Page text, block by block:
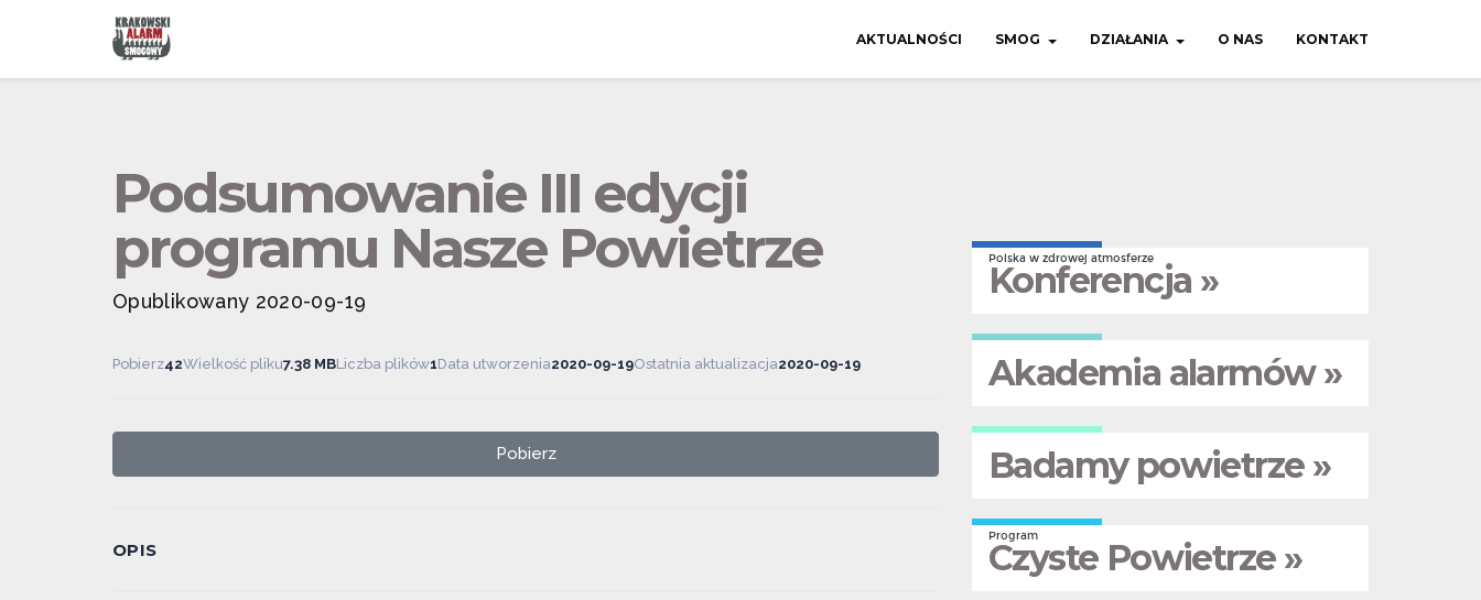
AKTUALNOŚCI SMOG DZIAŁANIA O NAS KONTAKT
Podsumowanie III edycji
programu Nasze Powietrze
Opublikowany 2020-09-19
Pobierz42Wielkość pliku7.38 MBLiczba plików1Data utworzenia2020-09-19Ostatnia aktualizacja2020-09-19
Pobierz
OPIS
Polska w zdrowej atmosferze
Konferencja »
Akademia alarmów »
Badamy powietrze »
Program
Czyste Powietrze »